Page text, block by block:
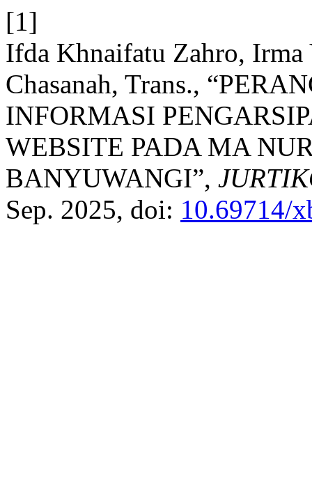
[1]
Ifda Khnaifatu Zahro,
Chasanah, Trans.,
INFORMASI
WEBSITE PADA MA
BANYUWANGI”,
Sep. 2025, doi: 10.69714/